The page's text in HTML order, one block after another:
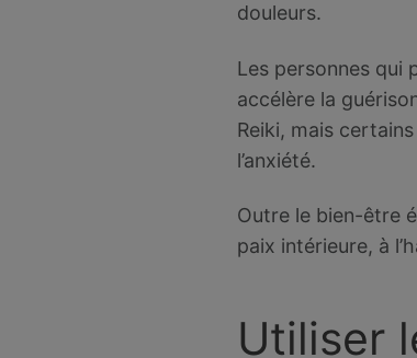
douleurs.
Les personnes qui
accélère la
Reiki, mais
l’anxiété.
Outre le bien-être
paix intérieure, à
Utiliser